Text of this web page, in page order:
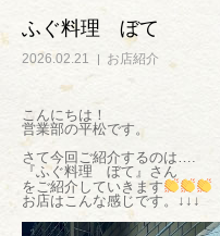
ふぐ料理 ぼて
2026.02.21 お店紹介
こんにちは！
営業部の平松です。
さて今回ご紹介するのは….
『ふぐ料理 ぼて』さん
をご紹介していきます
お店はこんな感じです。↓↓↓
テストキッチン
商品案内